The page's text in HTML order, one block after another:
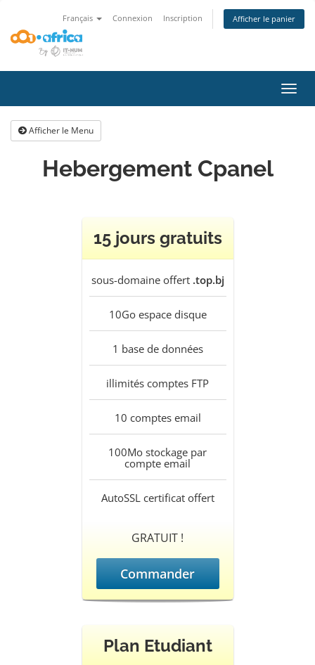
Français Connexion Inscription Afficher le panier
la
Afficher le Menu
Hebergement Cpanel
15 jours gratuits
sous-domaine offert .top.bj
10Goespace disque
1 base de données
illimités comptes FTP
10 comptes email
100Mo stockage par
compte email
AutoSSLcertificat offert
GRATUIT !
Commander
Plan Etudiant